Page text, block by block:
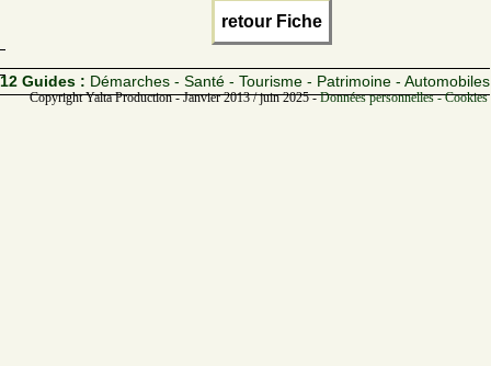
retour Fiche
12 Guides : Démarches - Santé - Tourisme - Patrimoine - Automobiles
Copyright Yalta Production - Janvier 2013 / juin 2025 -Données personnelles -